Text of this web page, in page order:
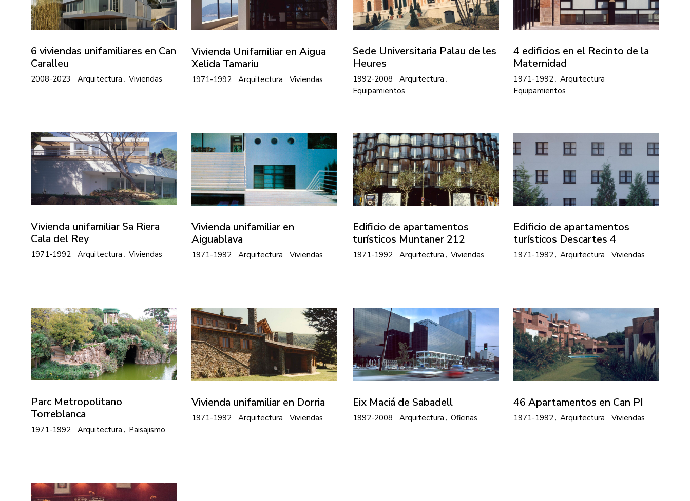
6 viviendas unifamiliares en Can
Caralleu
2008-2023 Arquitectura Viviendas
Sede Universitaria Palau de les
Heures
1992-2008
Arquitectura
Equipamientos
4 edificios en el Recinto de la
Maternidad
1971-1992
Arquitectura
Equipamientos
Vivienda Unifamiliar en Aigua
Xelida Tamariu
1971-1992 Arquitectura Viviendas
Vivienda unifamiliar Sa Riera
Cala del Rey
1971-1992 Arquitectura Viviendas
Vivienda unifamiliar en
Aiguablava
1971-1992 Arquitectura Viviendas
Edificio de apartamentos
turísticos Muntaner 212
1971-1992 Arquitectura Viviendas
Edificio de apartamentos
turísticos Descartes 4
1971-1992 Arquitectura Viviendas
Parc Metropolitano
Torreblanca
1971-1992 Arquitectura Paisajismo
Vivienda unifamiliar en Dorria
1971-1992 Arquitectura Viviendas
Eix Maciá de Sabadell
1992-2008 Arquitectura Oficinas
46 Apartamentos en Can PI
1971-1992 Arquitectura Viviendas